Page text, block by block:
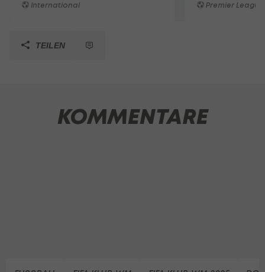
International Premier League
TEILEN
KOMMENTARE